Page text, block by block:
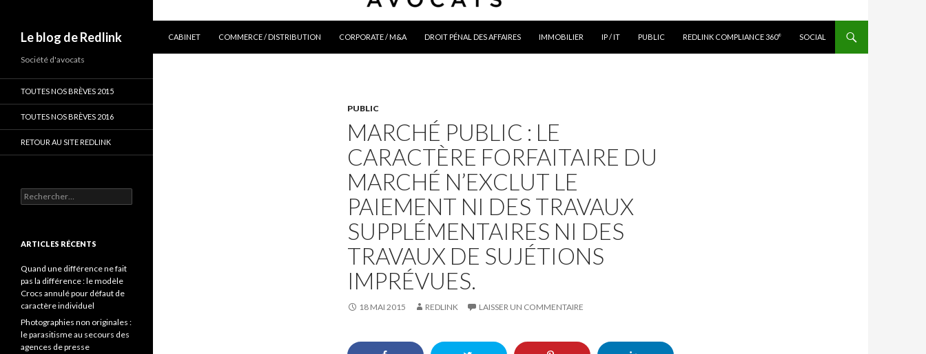
Le blog de Redlink
CABINET
COMMERCE / DISTRIBUTION CORPORATE / M&A DROIT PÉNAL DES AFFAIRES IMMOBILIER IP / IT PUBLIC REDLINK COMPLIANCE 360° SOCIAL
PUBLIC
MARCHÉ PUBLIC : LE
CARACTÈRE FORFAITAIRE DU
MARCHÉ N’EXCLUT LE
PAIEMENT NI DES TRAVAUX
SUPPLÉMENTAIRES NI DES
TRAVAUX DE SUJÉTIONS
IMPRÉVUES.
18 MAI 2015 REDLINK LAISSER UN COMMENTAIRE
Société d'avocats
TOUTES NOS BRÈVES 2015
TOUTES NOS BRÈVES 2016
RETOUR AU SITE REDLINK
Rechercher :
ARTICLES RÉCENTS
Quand une différence ne fait
pas la différence : le modèle
Crocs annulé pour défaut de
caractère individuel
Photographies non originales :
le parasitisme au secours des
agences de presse